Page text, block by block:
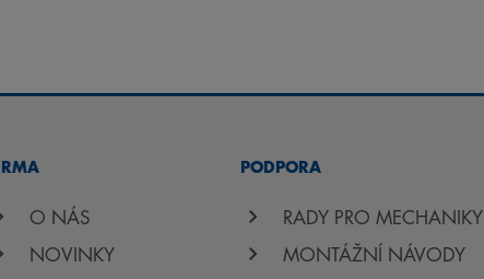
O NÁS
NOVINKY
PODPORA
RADY PRO MECHANIKY
MONTÁŽNÍ NÁVODY